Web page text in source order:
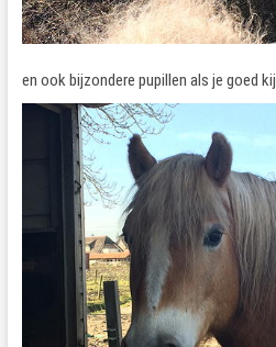
en ook bijzondere pupillen als je goed